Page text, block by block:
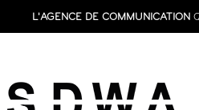
L'AGENCE DE COMMUNICATION